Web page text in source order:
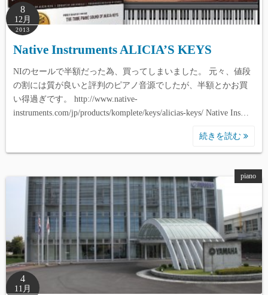
8
12月
2013
Native Instruments ALICIA’S KEYS
NIのセールで半額だった為、買ってしまいました。 元々、値段
の割には質が良いと評判のピアノ音源でしたが、半額とかお買
い得過ぎです。 http://www.native-
instruments.com/jp/products/komplete/keys/alicias-keys/ Native Ins…
続きを読む
piano
4
11月